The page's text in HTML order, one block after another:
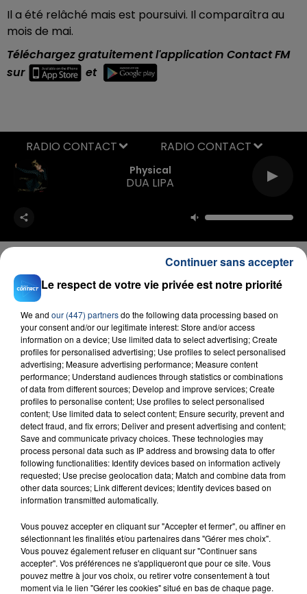
Il a été relâché mais est poursuivi. Il comparaîtra au
mois de mai.
Téléchargez gratuitement l'application Contact FM
sur
et
Physical
DUA LIPA
RADIO CONTACT
FIL D'ACTU
23 juillet 2026
INCENDIE MORTEL À LENS : UNE FEMME ET
SON BÉBÉ ENTRE LA VIE ET LA...
Un homme s'est immolé par le feu après avoir
aspergé sa compagne et leur bébé de trois mois
d'un liquide inflammable.
Le respect de votre vie privée est notre priorité
We and our (447) partnersdo the following data processing based on
your consent and/or our legitimate interest: Store and/or access
information on a device; Use limited data to select advertising; Create
profiles for personalised advertising; Use profiles to select personalised
advertising; Measure advertising performance; Measure content
performance; Understand audiences through statistics or combinations
of data from different sources; Develop and improve services; Create
profiles to personalise content; Use profiles to select personalised
content; Use limited data to select content; Ensure security, prevent and
detect fraud, and fix errors; Deliver and present advertising and content;
Save and communicate privacy choices. These technologies may
process personal data such as IP address and browsing data to offer
following functionalities: Identify devices based on information actively
requested; Use precise geolocation data; Match and combine data from
other data sources; Link different devices; Identify devices based on
information transmitted automatically.
Vous pouvez accepter en cliquant sur "Accepter et fermer", ou affiner en
sélectionnant les finalités et/ou partenaires dans "Gérer mes choix".
Vous pouvez également refuser en cliquant sur "Continuer sans
accepter". Vos préférences ne s'appliqueront que pour ce site. Vous
pouvez mettre à jour vos choix, ou retirer votre consentement à tout
moment via le lien "Gérer les cookies" situé en bas de chaque page.
Continuer sans accepter